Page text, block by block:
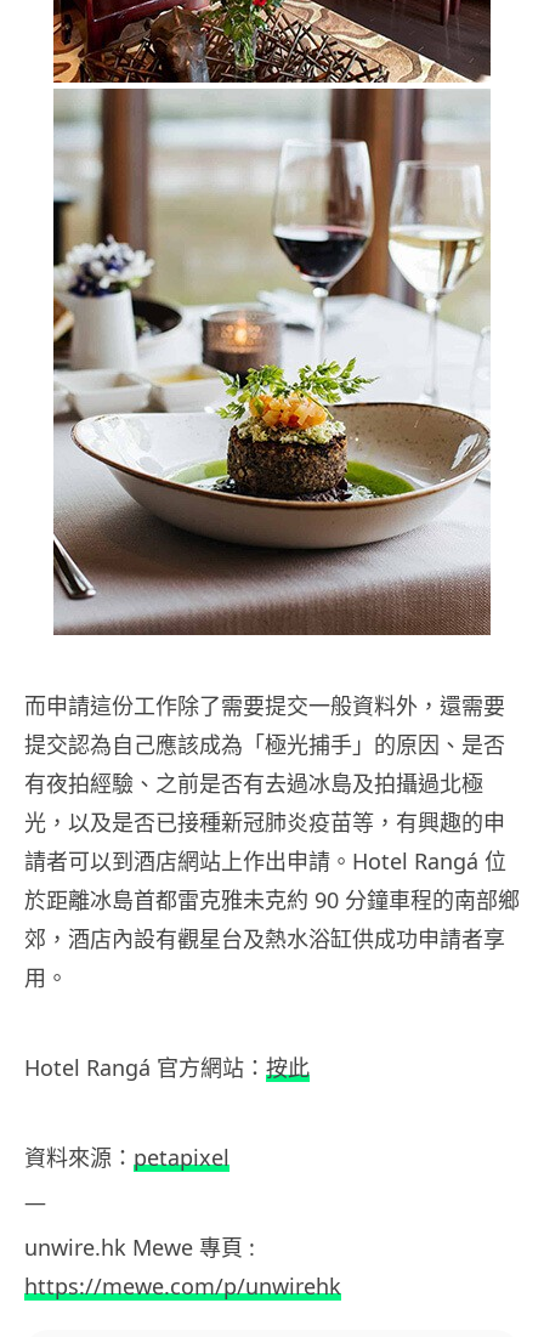
而申請這份工作除了需要提交一般資料外，還需要
提交認為自己應該成為「極光捕手」的原因、是否
有夜拍經驗、之前是否有去過冰島及拍攝過北極
光，以及是否已接種新冠肺炎疫苗等，有興趣的申
請者可以到酒店網站上作出申請。Hotel Rangá 位
於距離冰島首都雷克雅未克約 90 分鐘車程的南部鄉
郊，酒店內設有觀星台及熱水浴缸供成功申請者享
用。
Hotel Rangá 官方網站： 按此
資料來源： petapixel
—
unwire.hk Mewe 專頁 :
https://mewe.com/p/unwirehk